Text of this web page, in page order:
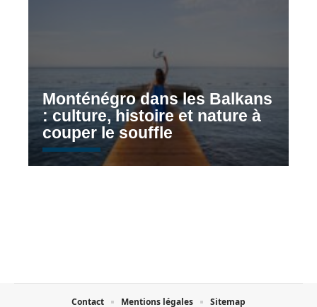
Monténégro dans les Balkans
: culture, histoire et nature à
couper le souffle
Contact Mentions légales Sitemap